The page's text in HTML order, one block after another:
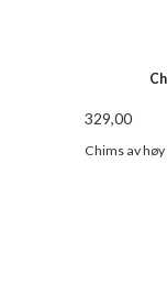
329,00
Chims av